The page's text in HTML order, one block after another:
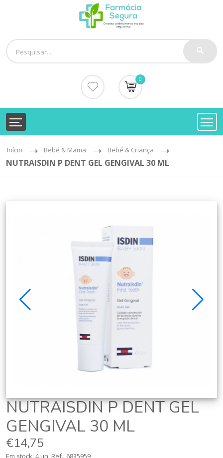
0
Início Bebé & Mamã Bebé & Criança
NUTRAISDIN P DENT GEL GENGIVAL 30 ML
NUTRAISDIN P DENT GEL
GENGIVAL 30 ML
€14,75